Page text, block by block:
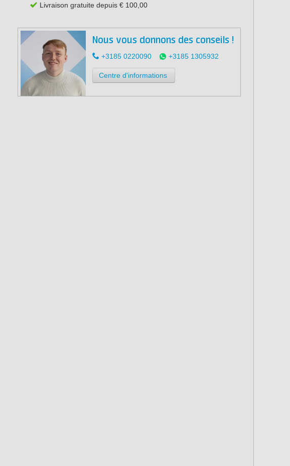
Livraison gratuite depuis € 100,00
Nous vous donnons des conseils !
+3185 0220090 +3185 1305932
Centre d'informations